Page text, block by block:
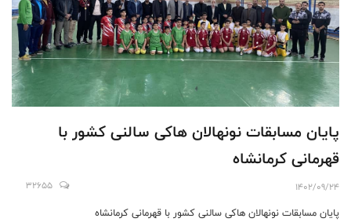
پایان مسابقات نونهالان هاکی سالنی کشور با
قهرمانی کرمانشاه
1402/09/24
32655
پایان مسابقات نونهالان هاکی سالنی کشور با قهرمانی کرمانشاه